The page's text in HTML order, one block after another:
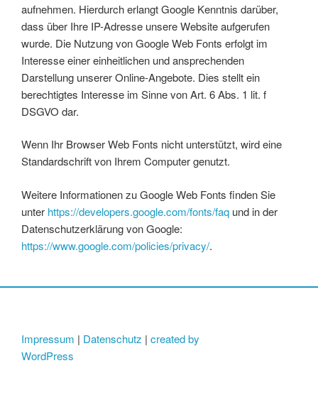
aufnehmen. Hierdurch erlangt Google Kenntnis darüber,
dass über Ihre IP-Adresse unsere Website aufgerufen
wurde. Die Nutzung von Google Web Fonts erfolgt im
Interesse einer einheitlichen und ansprechenden
Darstellung unserer Online-Angebote. Dies stellt ein
berechtigtes Interesse im Sinne von Art. 6 Abs. 1 lit. f
DSGVO dar.
Wenn Ihr Browser Web Fonts nicht unterstützt, wird eine
Standardschrift von Ihrem Computer genutzt.
Weitere Informationen zu Google Web Fonts finden Sie
unter https://developers.google.com/fonts/faq und in der
Datenschutzerklärung von Google:
https://www.google.com/policies/privacy/.
Impressum | Datenschutz | created by
WordPress